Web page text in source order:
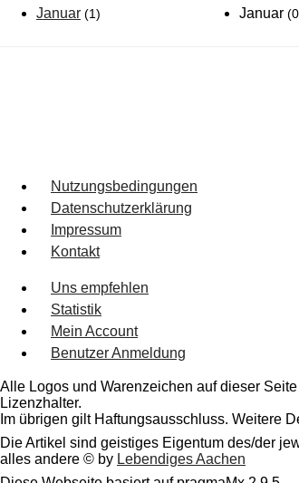
Januar (1) Januar
Nutzungsbedingungen
Datenschutzerklärung
Impressum
Kontakt
Uns empfehlen
Statistik
Mein Account
Benutzer Anmeldung
Alle Logos und Warenzeichen auf dieser
Lizenzhalter.
Im übrigen gilt Haftungsausschluss. Weitere
Die Artikel sind geistiges Eigentum des/der
alles andere © by Lebendiges Aachen